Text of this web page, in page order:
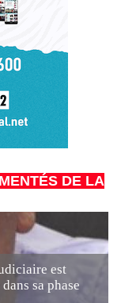
DE LA
est
sa phase